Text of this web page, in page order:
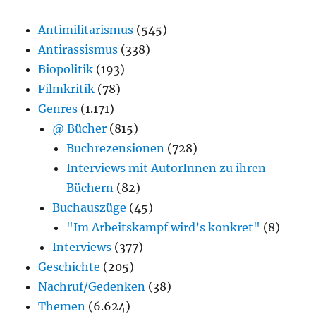
Antimilitarismus (545)
Antirassismus (338)
Biopolitik (193)
Filmkritik (78)
Genres (1.171)
@ Bücher (815)
Buchrezensionen (728)
Interviews mit AutorInnen zu ihren
Büchern (82)
Buchauszüge (45)
"Im Arbeitskampf wird’s konkret" (8)
Interviews (377)
Geschichte (205)
Nachruf/Gedenken (38)
Themen (6.624)